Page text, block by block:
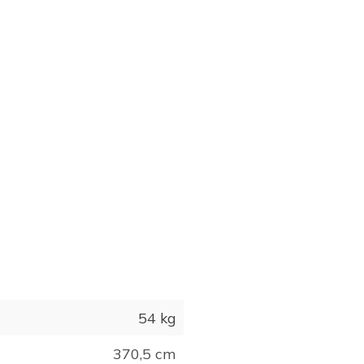
54 kg
370,5 cm